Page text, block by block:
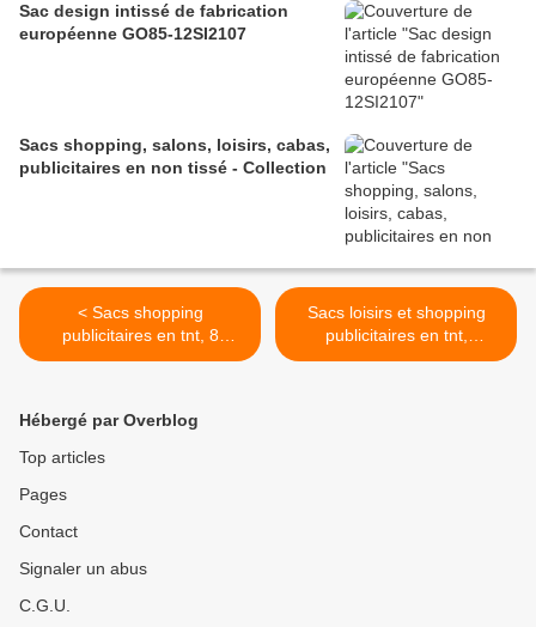
Sac design intissé de fabrication
européenne GO85-12SI2107
Sacs shopping, salons, loisirs, cabas,
publicitaires en non tissé - Collection
< Sacs shopping
publicitaires en tnt, 8
coloris, 40x40cm - Dovbag
Sacs loisirs et shopping
publicitaires en tnt,
50x40cm - Loisirbag >
Hébergé par Overblog
Top articles
Pages
Contact
Signaler un abus
C.G.U.